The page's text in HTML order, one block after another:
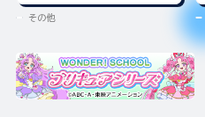
その他